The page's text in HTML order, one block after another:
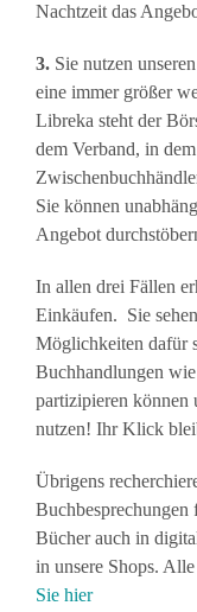
Nachtzeit das
3. Sie nutzen
eine immer größer
Libreka steht der
dem Verband, in
Sie können
Angebot
In allen drei Fällen
Einkäufen. Sie
Möglichkeiten dafür
Buchhandlungen
partizipieren können
nutzen! Ihr Klick
Übrigens
Buchbesprechungen
Bücher auch in
in unsere Shops.
Sie hier